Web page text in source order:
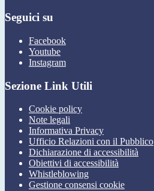
Seguici su
Facebook
Youtube
Instagram
Sezione Link Utili
Cookie policy
Note legali
Informativa Privacy
Ufficio Relazioni con il Pubblico
Dichiarazione di accessibilità
Obiettivi di accessibilità
Whistleblowing
Gestione consensi cookie